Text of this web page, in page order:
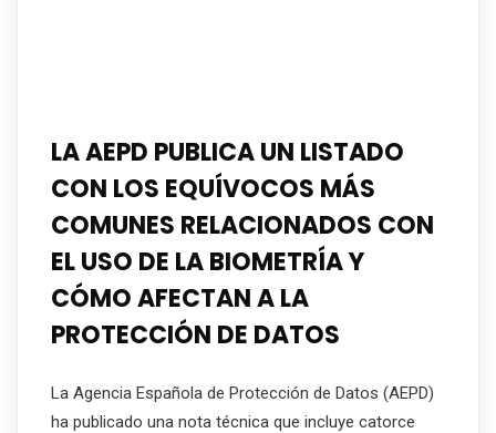
LA AEPD PUBLICA UN LISTADO
CON LOS EQUÍVOCOS MÁS
COMUNES RELACIONADOS CON
EL USO DE LA BIOMETRÍA Y
CÓMO AFECTAN A LA
PROTECCIÓN DE DATOS
La Agencia Española de Protección de Datos (AEPD)
ha publicado una nota técnica que incluye catorce